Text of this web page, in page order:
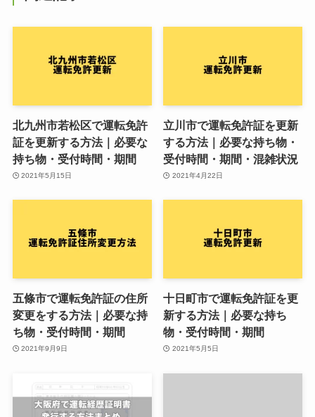
北九州市若松区で運転免許
証を更新する方法｜必要な
持ち物・受付時間・期間
2021年5月15日
立川市で運転免許証を更新
する方法｜必要な持ち物・
受付時間・期間・混雑状況
2021年4月22日
五條市で運転免許証の住所
変更をする方法｜必要な持
ち物・受付時間・期間
2021年9月9日
十日町市で運転免許証を更
新する方法｜必要な持ち
物・受付時間・期間
2021年5月5日